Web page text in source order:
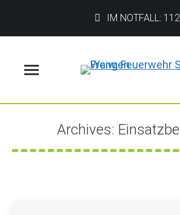
IM NOTFALL: 112
Archives:
Sie